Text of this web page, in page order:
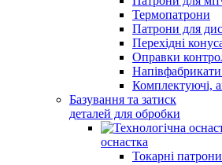
Термопатрони
Патрони для
Перехідні
Оправки
Напівфабрикати
Комплектуючі,
Базування та затиск
деталей для обробки
оснастка
Токарні